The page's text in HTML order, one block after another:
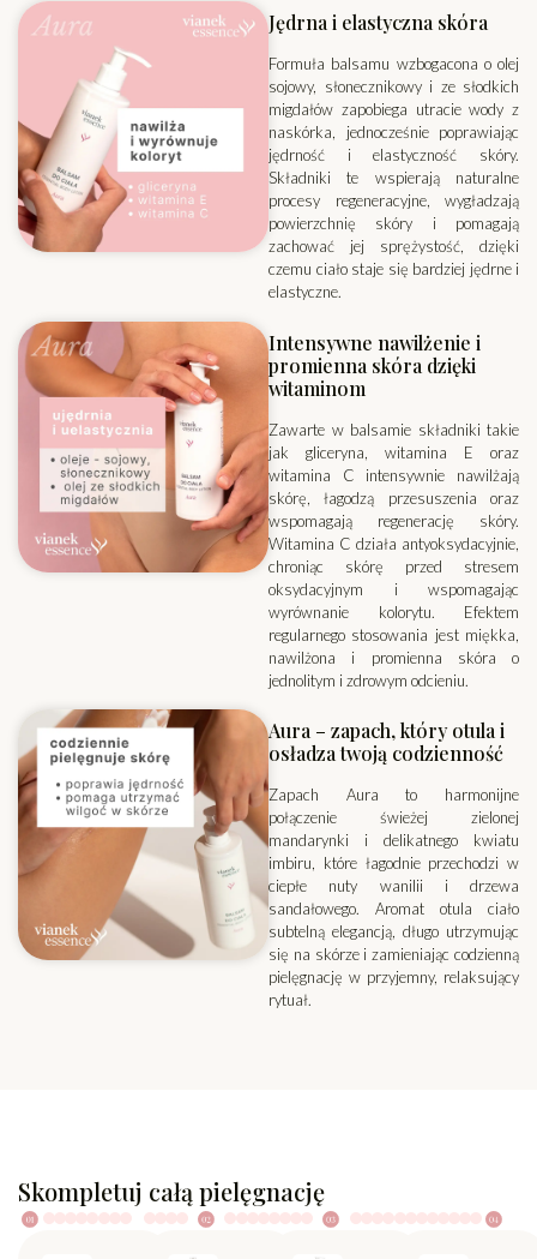
Jędrna i elastyczna skóra
Formuła balsamu wzbogacona o olej
sojowy, słonecznikowy i ze słodkich
migdałów zapobiega utracie wody z
naskórka, jednocześnie poprawiając
jędrność i elastyczność skóry.
Składniki te wspierają naturalne
procesy regeneracyjne, wygładzają
powierzchnię skóry i pomagają
zachować jej sprężystość, dzięki
czemu ciało staje się bardziej jędrne i
elastyczne.
Intensywne nawilżenie i
promienna skóra dzięki
witaminom
Zawarte w balsamie składniki takie
jak gliceryna, witamina E oraz
witamina C intensywnie nawilżają
skórę, łagodzą przesuszenia oraz
wspomagają regenerację skóry.
Witamina C działa antyoksydacyjnie,
chroniąc skórę przed stresem
oksydacyjnym i wspomagając
wyrównanie kolorytu. Efektem
regularnego stosowania jest miękka,
nawilżona i promienna skóra o
jednolitym i zdrowym odcieniu.
Aura – zapach, który otula i
osładza twoją codzienność
Zapach Aura to harmonijne
połączenie świeżej zielonej
mandarynki i delikatnego kwiatu
imbiru, które łagodnie przechodzi w
ciepłe nuty wanilii i drzewa
sandałowego. Aromat otula ciało
subtelną elegancją, długo utrzymując
się na skórze i zamieniając codzienną
pielęgnację w przyjemny, relaksujący
rytuał.
Skompletuj całą pielęgnację